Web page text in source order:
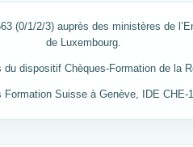
(0/1/2/3) auprès des ministères de
de Luxembourg.
dispositif Chèques-Formation de la
Suisse à Genève, IDE CHE-